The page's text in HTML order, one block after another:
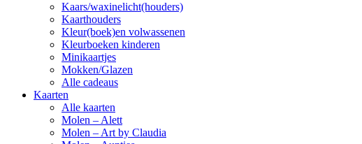
Kaars/waxinelicht(houders)
Kaarthouders
Kleur(boek)en volwassenen
Kleurboeken kinderen
Minikaartjes
Mokken/Glazen
Alle cadeaus
Kaarten
Alle kaarten
Molen – Alett
Molen – Art by Claudia